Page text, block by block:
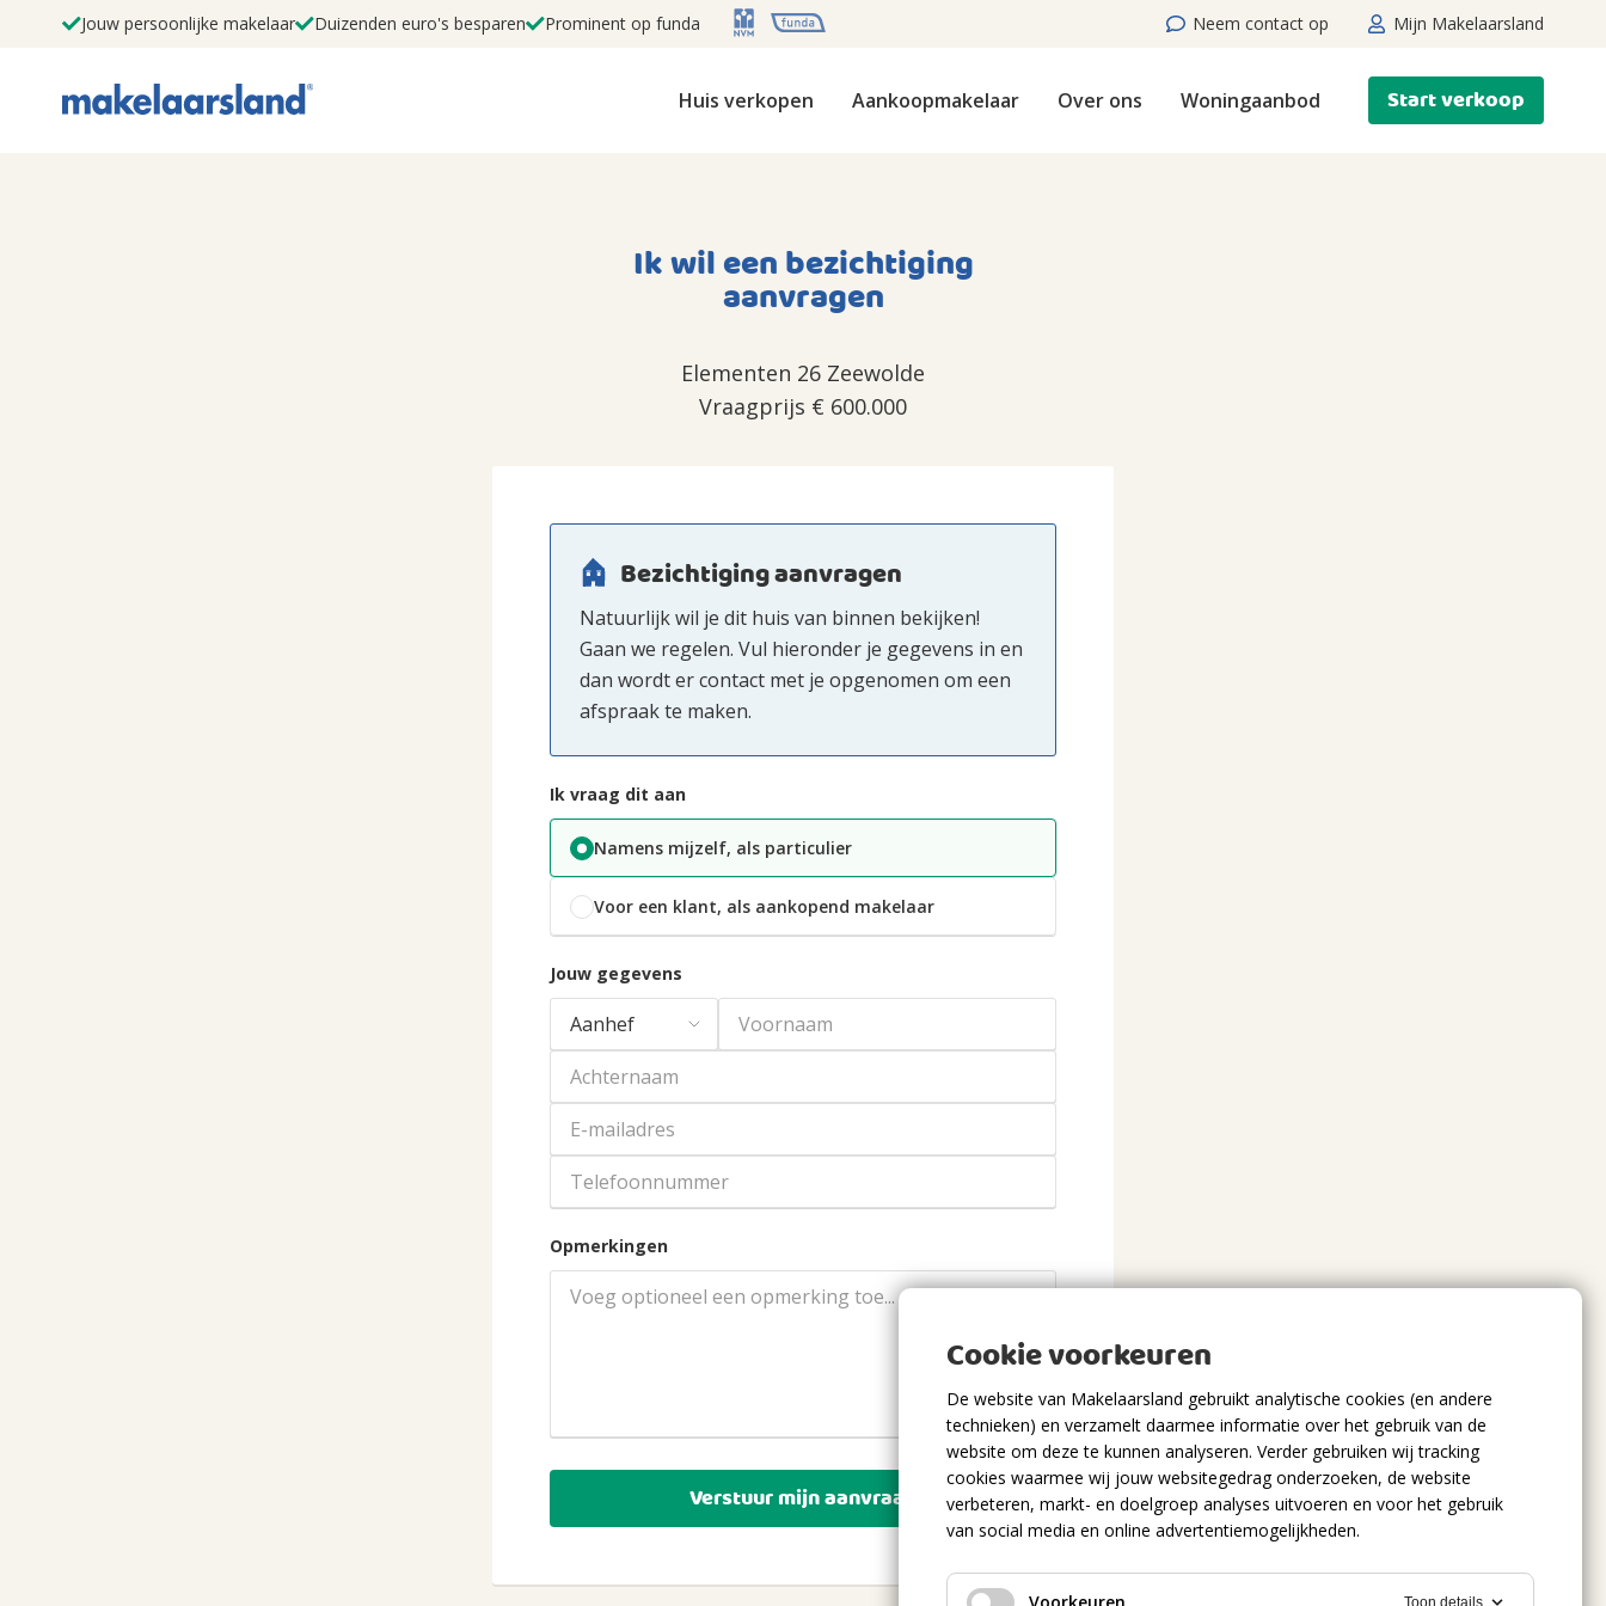
Jouw persoonlijke makelaar Duizenden euro's besparen Prominent op funda Neem contact op Mijn Makelaarsland
Huis verkopen Aankoopmakelaar Over ons Woningaanbod Start verkoop
Ik wil een bezichtiging
aanvragen
Elementen 26 Zeewolde
Vraagprijs € 600.000
Bezichtiging aanvragen
Natuurlijk wil je dit huis van binnen bekijken!
Gaan we regelen. Vul hieronder je gegevens in en
dan wordt er contact met je opgenomen om een
afspraak te maken.
Ik vraag dit aan
Namens mijzelf, als particulier
Voor een klant, als aankopend makelaar
Jouw gegevens
Opmerkingen
Verstuur mijn aanvraag
Cookie voorkeuren
De website van Makelaarsland gebruikt analytische cookies (en andere
technieken) en verzamelt daarmee informatie over het gebruik van de
website om deze te kunnen analyseren. Verder gebruiken wij tracking
cookies waarmee wij jouw websitegedrag onderzoeken, de website
verbeteren, markt- en doelgroep analyses uitvoeren en voor het gebruik
van social media en online advertentiemogelijkheden.
Toon details